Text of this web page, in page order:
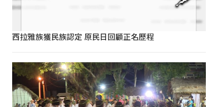
西拉雅族獲民族認定 原民日回顧正名歷程